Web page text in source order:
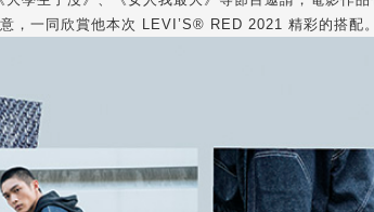
，一同欣賞他本次 LEVI’S® RED 2021 精彩的搭配。